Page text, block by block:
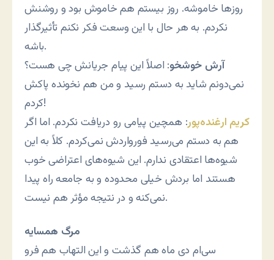
روزها خاموشه. روز بیستم هم خاموش بود و روشنش
نکردم. به هر حال با این وسعت فکر نکنم تأثیرگذار
باشه.
آرش خوشخو: اصلاً این پیام جریانش چی هست؟
نمی‌دونم شاید به دستم رسید و من هم نخونده پاکش
کردم!
کریم ارغنده‌پور: همچین پیامی رو دریافت نکردم. اما اگر
هم به دستم می‌رسید فورواردش نمی‌کردم. کلاً به این
شیوه‌ها اعتقادی ندارم. این شیوه‌های اعتراضی خوب
هستند اما بردش خیلی محدوده و به جامعه راه پیدا
نمی‌کنه و در نتیجه مؤثر هم نیست.
مرگ همسایه
سی‌ام دی ماه هم گذشت و این التهاب هم فرو